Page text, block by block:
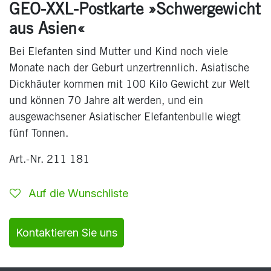
GEO-XXL-Postkarte »Schwergewicht
aus Asien«
Bei Elefanten sind Mutter und Kind noch viele
Monate nach der Geburt unzertrennlich. Asiatische
Dickhäuter kommen mit 100 Kilo Gewicht zur Welt
und können 70 Jahre alt werden, und ein
ausgewachsener Asiatischer Elefantenbulle wiegt
fünf Tonnen.
Art.-Nr. 211 181
Auf die Wunschliste
Kontaktieren Sie uns